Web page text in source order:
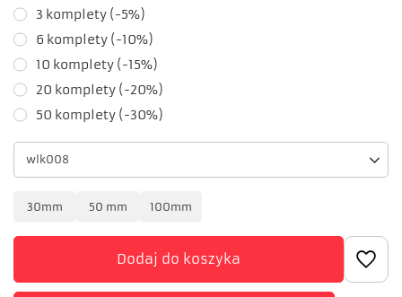
wlk008
30mm 50 mm 100mm
Dodaj do koszyka
3 komplety (-5%)
6 komplety (-10%)
10 komplety (-15%)
20 komplety (-20%)
50 komplety (-30%)